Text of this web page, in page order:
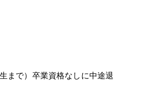
まで）卒業資格なしに中途退